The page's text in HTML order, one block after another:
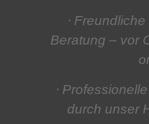
⋅
Beratung – vor
⋅
durch unser